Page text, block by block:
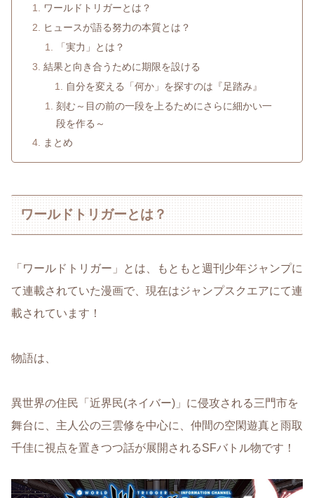
ワールドトリガーとは？
ヒュースが語る努力の本質とは？
「実力」とは？
結果と向き合うために期限を設ける
自分を変える「何か」を探すのは『足踏み』
刻む～目の前の一段を上るためにさらに細かい一
段を作る～
まとめ
ワールドトリガーとは？
「ワールドトリガー」とは、もともと週刊少年ジャンプに
て連載されていた漫画で、現在はジャンプスクエアにて連
載されています！
物語は、
異世界の住民「近界民(ネイバー)」に侵攻される三門市を
舞台に、主人公の三雲修を中心に、仲間の空閑遊真と雨取
千佳に視点を置きつつ話が展開されるSFバトル物です！